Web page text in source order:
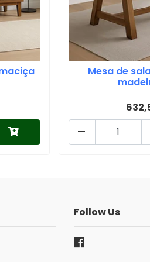
Mesa de
-
Follow Us